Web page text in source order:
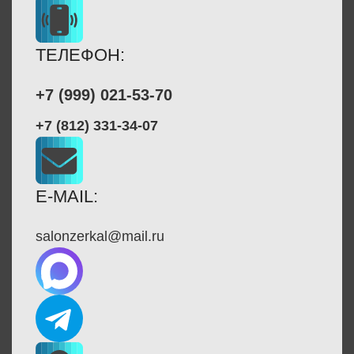
ТЕЛЕФОН:
+7 (999) 021-53-70
+7 (812) 331-34-07
E-MAIL:
salonzerkal@mail.ru